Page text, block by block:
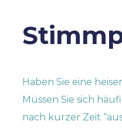
Haben Sie eine
Müssen Sie sich
nach kurzer Zeit